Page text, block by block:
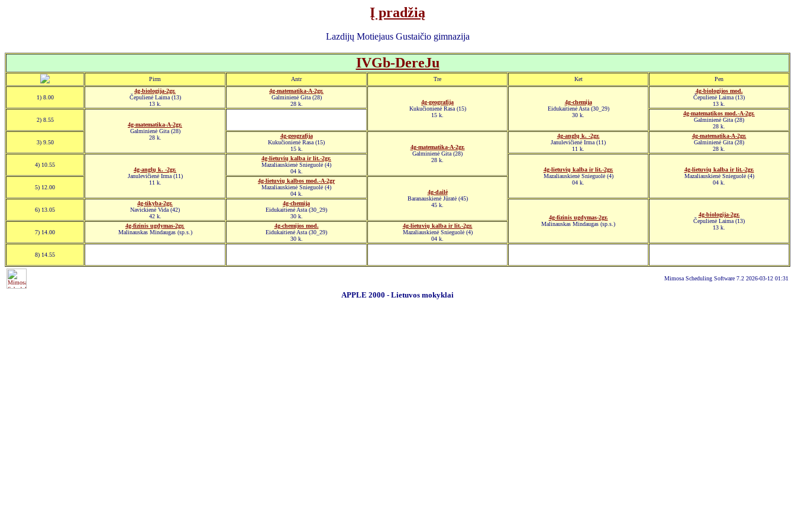
Į pradžią
Lazdijų Motiejaus Gustaičio gimnazija
IVGb-DereJu
Pirm Antr Tre Ket Pen
1) 8.00
4g-biologija-2gr.
Čepulienė Laima (13)
13 k.
4g-matematika-A-2gr.
Galminienė Gita (28)
28 k.
4g-geografija
Kukučionienė Rasa (15)
15 k.
4g-chemija
Eidukaitienė Asta (30_29)
30 k.
4g-biologijos mod.
Čepulienė Laima (13)
13 k.
2) 8.55
4g-matematika-A-2gr.
Galminienė Gita (28)
28 k.
4g-matematikos mod.-A-2gr.
Galminienė Gita (28)
28 k.
3) 9.50
4g-geografija
Kukučionienė Rasa (15)
15 k.
4g-matematika-A-2gr.
Galminienė Gita (28)
28 k.
4g-anglų k. -2gr.
Janulevičienė Irma (11)
11 k.
4g-matematika-A-2gr.
Galminienė Gita (28)
28 k.
4) 10.55
4g-anglų k. -2gr.
Janulevičienė Irma (11)
11 k.
4g-lietuvių kalba ir lit.-2gr.
Mazaliauskienė Snieguolė (4)
04 k.
4g-lietuvių kalba ir lit.-2gr.
Mazaliauskienė Snieguolė (4)
04 k.
4g-lietuvių kalba ir lit.-2gr.
Mazaliauskienė Snieguolė (4)
04 k.
5) 12.00
4g-lietuvių kalbos mod.-A-2gr
Mazaliauskienė Snieguolė (4)
04 k.
4g-dailė
Baranauskienė Jūratė (45)
45 k.
6) 13.05
4g-tikyba-2gr.
Navickienė Vida (42)
42 k.
4g-chemija
Eidukaitienė Asta (30_29)
30 k.
4g-fizinis ugdymas-2gr.
Malinauskas Mindaugas (sp.s.)
4g-biologija-2gr.
Čepulienė Laima (13)
13 k.
7) 14.00
4g-fizinis ugdymas-2gr.
Malinauskas Mindaugas (sp.s.)
4g-chemijos mod.
Eidukaitienė Asta (30_29)
30 k.
4g-lietuvių kalba ir lit.-2gr.
Mazaliauskienė Snieguolė (4)
04 k.
8) 14.55
Mimosa Scheduling Software 7.2 2026-03-12 01:31
APPLE 2000 - Lietuvos mokyklai